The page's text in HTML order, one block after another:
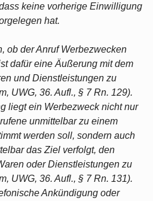
keine vorherige Einwilligung
hat.
ob der Anruf Werbezwecken
dafür eine Äußerung mit dem
und Dienstleistungen zu
UWG, 36. Aufl., § 7 Rn. 129).
liegt ein Werbezweck nicht nur
unmittelbar zu einem
werden soll, sondern auch
das Ziel verfolgt, den
oder Dienstleistungen zu
UWG, 36. Aufl., § 7 Rn. 131).
Ankündigung oder